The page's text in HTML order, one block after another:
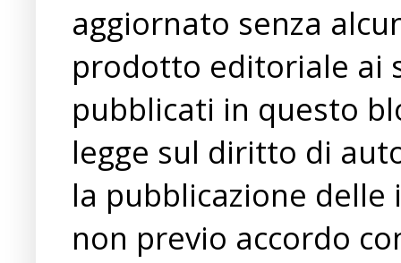
aggiornato senza
prodotto editoriale ai
pubblicati in questo
legge sul diritto di
la pubblicazione
non previo accordo